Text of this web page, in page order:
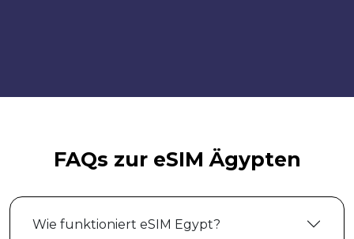
FAQs zur eSIM Ägypten
Wie funktioniert eSIM Egypt?